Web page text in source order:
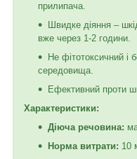
прилипача.
Швидке діяння –
вже через 1-2 години.
Не фітотоксичний і
середовища.
Ефективний проти
Характеристики:
Діюча речовина:
Норма витрати: 10